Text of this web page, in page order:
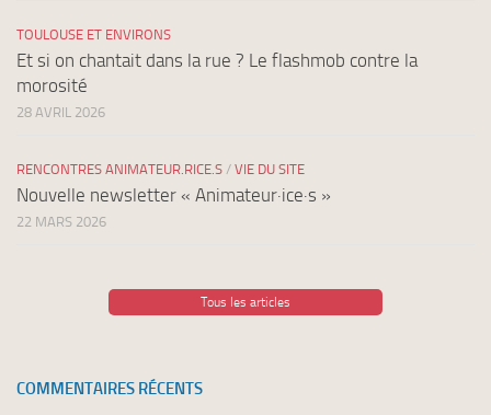
TOULOUSE ET ENVIRONS
Et si on chantait dans la rue ? Le flashmob contre la
morosité
28 AVRIL 2026
RENCONTRES ANIMATEUR.RICE.S / VIE DU SITE
Nouvelle newsletter « Animateur·ice·s »
22 MARS 2026
Tous les articles
COMMENTAIRES RÉCENTS